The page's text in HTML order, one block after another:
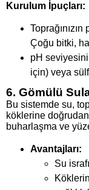
Kurulum İpuçları:
Çoğu bitki,
pH
için) veya
6. Gömülü
Bu sistemde su,
köklerine
buharlaşma ve
Avantajları:
Su